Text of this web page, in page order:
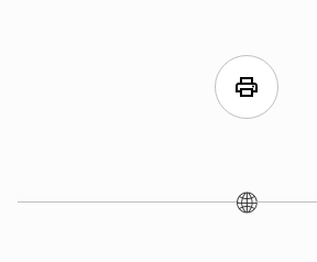
print
🌐